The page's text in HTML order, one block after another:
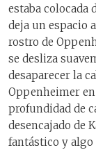
estaba colocada
deja un espacio
rostro de
se desliza
desaparecer la
Oppenheimer
profundidad de
desencajado de
fantástico y algo